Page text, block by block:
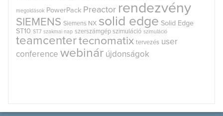
megoldások PowerPack Preactor rendezvény
SIEMENS Siemens NX solid edge Solid Edge
ST10 ST7 szakmai nap szerszámgép szimuláció szimuláció
teamcentertecnomatix tervezés user
conference webinár újdonságok